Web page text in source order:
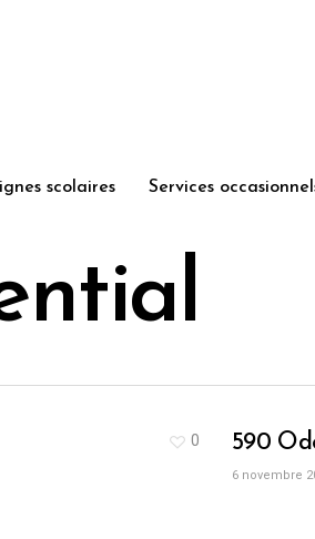
scolaires Services
0 590
6 novembre